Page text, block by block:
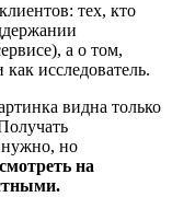
тех, кто
а о том,
исследователь.
видна только
но
на